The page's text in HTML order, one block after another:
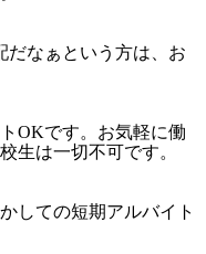
だなぁという方は、お
OKです。お気軽に働
生は一切不可です。
しての短期アルバイト